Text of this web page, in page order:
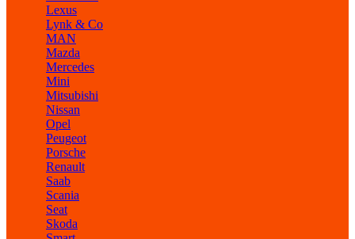
Lexus
Lynk & Co
MAN
Mazda
Mercedes
Mini
Mitsubishi
Nissan
Opel
Peugeot
Porsche
Renault
Saab
Scania
Seat
Skoda